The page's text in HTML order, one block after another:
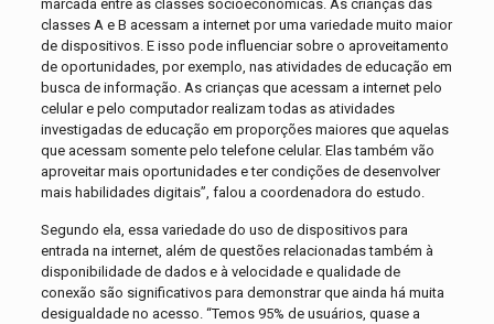
marcada entre as classes socioeconômicas. As crianças das
classes A e B acessam a internet por uma variedade muito maior
de dispositivos. E isso pode influenciar sobre o aproveitamento
de oportunidades, por exemplo, nas atividades de educação em
busca de informação. As crianças que acessam a internet pelo
celular e pelo computador realizam todas as atividades
investigadas de educação em proporções maiores que aquelas
que acessam somente pelo telefone celular. Elas também vão
aproveitar mais oportunidades e ter condições de desenvolver
mais habilidades digitais”, falou a coordenadora do estudo.
Segundo ela, essa variedade do uso de dispositivos para
entrada na internet, além de questões relacionadas também à
disponibilidade de dados e à velocidade e qualidade de
conexão são significativos para demonstrar que ainda há muita
desigualdade no acesso. “Temos 95% de usuários, quase a